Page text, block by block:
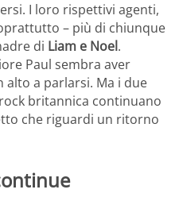
I loro rispettivi agenti,
– più di chiunque
di Liam e Noel.
Paul sembra aver
alto a parlarsi. Ma i due
britannica continuano
che riguardi un ritorno